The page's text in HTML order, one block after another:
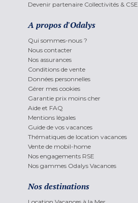
Devenir partenaire Collectivités & CSE
A propos d'Odalys
Qui sommes-nous ?
Nous contacter
Nos assurances
Conditions de vente
Données personnelles
Gérer mes cookies
Garantie prix moins cher
Aide et FAQ
Mentions légales
Guide de vos vacances
Thématiques de location vacances
Vente de mobil-home
Nos engagements RSE
Nos gammes Odalys Vacances
Nos destinations